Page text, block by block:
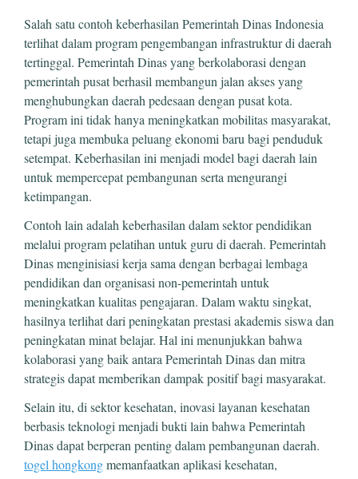
Salah satu contoh keberhasilan Pemerintah Dinas Indonesia
terlihat dalam program pengembangan infrastruktur di daerah
tertinggal. Pemerintah Dinas yang berkolaborasi dengan
pemerintah pusat berhasil membangun jalan akses yang
menghubungkan daerah pedesaan dengan pusat kota.
Program ini tidak hanya meningkatkan mobilitas masyarakat,
tetapi juga membuka peluang ekonomi baru bagi penduduk
setempat. Keberhasilan ini menjadi model bagi daerah lain
untuk mempercepat pembangunan serta mengurangi
ketimpangan.
Contoh lain adalah keberhasilan dalam sektor pendidikan
melalui program pelatihan untuk guru di daerah. Pemerintah
Dinas menginisiasi kerja sama dengan berbagai lembaga
pendidikan dan organisasi non-pemerintah untuk
meningkatkan kualitas pengajaran. Dalam waktu singkat,
hasilnya terlihat dari peningkatan prestasi akademis siswa dan
peningkatan minat belajar. Hal ini menunjukkan bahwa
kolaborasi yang baik antara Pemerintah Dinas dan mitra
strategis dapat memberikan dampak positif bagi masyarakat.
Selain itu, di sektor kesehatan, inovasi layanan kesehatan
berbasis teknologi menjadi bukti lain bahwa Pemerintah
Dinas dapat berperan penting dalam pembangunan daerah.
togel hongkongmemanfaatkan aplikasi kesehatan,